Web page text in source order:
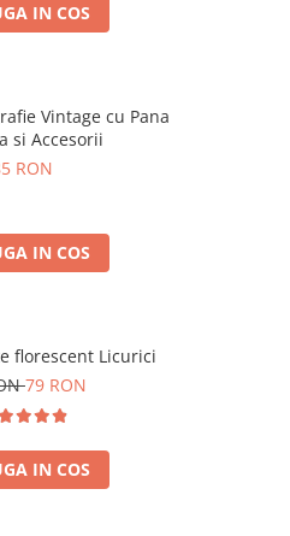
IN COS
Vintage cu Pana
si Accesorii
RON
IN COS
florescent Licurici
79 RON
IN COS